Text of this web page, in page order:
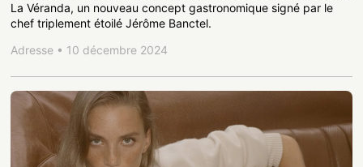
La Véranda, un nouveau concept gastronomique signé par le
chef triplement étoilé Jérôme Banctel.
Adresse • 10 décembre 2024